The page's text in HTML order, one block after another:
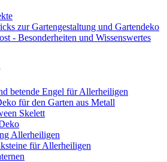
zur Gartengestaltung und Gartendeko
- Besonderheiten und Wissenswertes
betende Engel für Allerheiligen
für den Garten aus Metall
Skelett
Allerheiligen
für Allerheiligen